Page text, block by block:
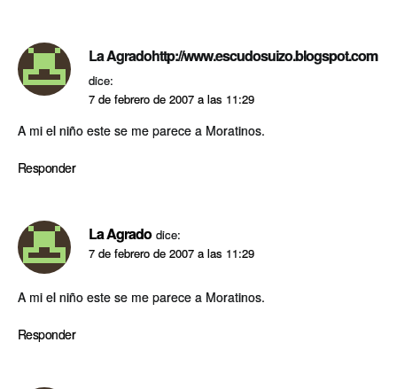
La Agradohttp://www.escudosuizo.blogspot.com
dice:
7 de febrero de 2007 a las 11:29
A mi el niño este se me parece a Moratinos.
Responder
La Agrado dice:
7 de febrero de 2007 a las 11:29
A mi el niño este se me parece a Moratinos.
Responder